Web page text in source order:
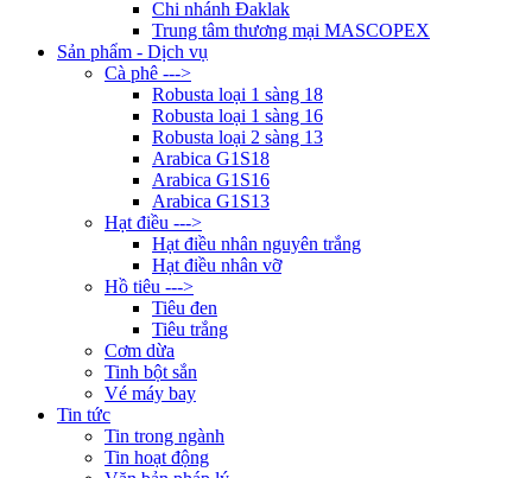
Chi nhánh Đaklak
Trung tâm thương mại MASCOPEX
Sản phẩm - Dịch vụ
Cà phê --->
Robusta loại 1 sàng 18
Robusta loại 1 sàng 16
Robusta loại 2 sàng 13
Arabica G1S18
Arabica G1S16
Arabica G1S13
Hạt điều --->
Hạt điều nhân nguyên trắng
Hạt điều nhân vỡ
Hồ tiêu --->
Tiêu đen
Tiêu trắng
Cơm dừa
Tinh bột sắn
Vé máy bay
Tin tức
Tin trong ngành
Tin hoạt động